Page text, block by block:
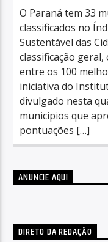
O Paraná tem 33
classificados no
Sustentável das
classificação
entre os 100
iniciativa do
divulgado nesta
municípios que
pontuações […]
ANUNCIE AQUI
DIRETO DA REDAÇÃO